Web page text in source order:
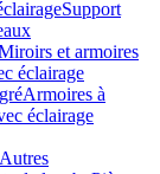
Support
et armoires
éclairage
Armoires à
éclairage
Autres